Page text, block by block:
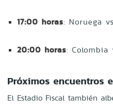
17:00 horas: Noruega
20:00 horas: Colombia
Próximos encuentros
El Estadio Fiscal también